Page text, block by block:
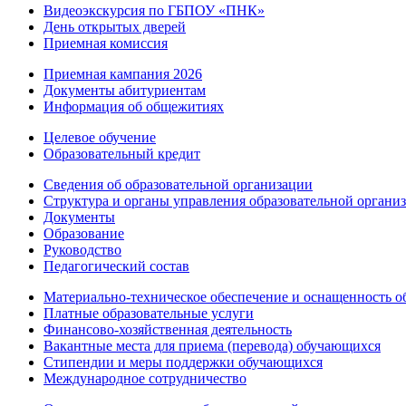
Видеоэкскурсия по ГБПОУ «ПНК»
День открытых дверей
Приемная комиссия
Приемная кампания 2026
Дoкументы абитуриентам
Информация об общежитиях
Целевое обучение
Образовательный кредит
Сведения об образовательной организации
Структура и органы управления образовательной
Документы
Образование
Руководство
Педагогический состав
Материально-техническое обеспечение и оснащенность
Платные образовательные услуги
Финансово-хозяйственная деятельность
Вакантные места для приема (перевода) обучающихся
Стипендии и меры поддержки обучающихся
Международное сотрудничество